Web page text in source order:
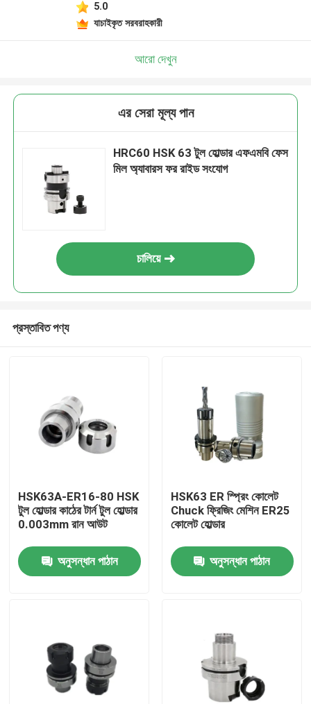
5.0
যাচাইকৃত সরবরাহকারী
আরো দেখুন
এর সেরা মূল্য পান
HRC60 HSK 63 টুল হোল্ডার এফএমবি ফেস
মিল অ্যাবারস ফর রাইড সংযোগ
চালিয়ে
প্রস্তাবিত পণ্য
HSK63A-ER16-80 HSK
টুল হোল্ডার কাঠের টার্ন টুল হোল্ডার
0.003mm রান আউট
অনুসন্ধান পাঠান
HSK63 ER স্প্রিং কোলেট
Chuck ফ্রিজিং মেশিন ER25
কোলেট হোল্ডার
অনুসন্ধান পাঠান